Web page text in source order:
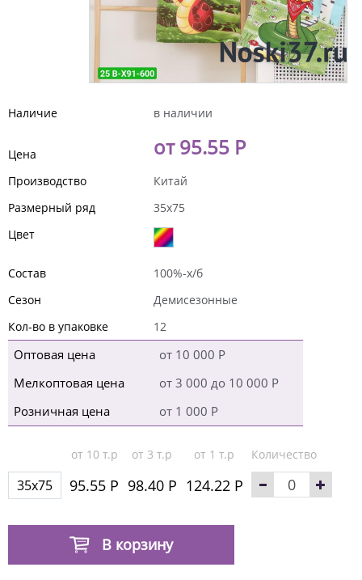
Наличие в наличии
Цена от 95.55 Р
Производство
Китай
Размерный ряд
35x75
Цвет
Состав
100%-х/б
Сезон
Демисезонные
Кол-во в упаковке
12
Оптовая цена
от 10 000 Р
Мелкоптовая цена
от 3 000 до 10 000 Р
Розничная цена
от 1 000 Р
от 10 т.р от 3 т.р от 1 т.р Количество
35x75 95.55 Р 98.40 Р 124.22 Р
В корзину